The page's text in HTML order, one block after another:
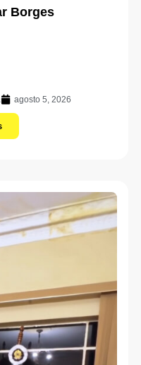
Borges
agosto 5, 2026